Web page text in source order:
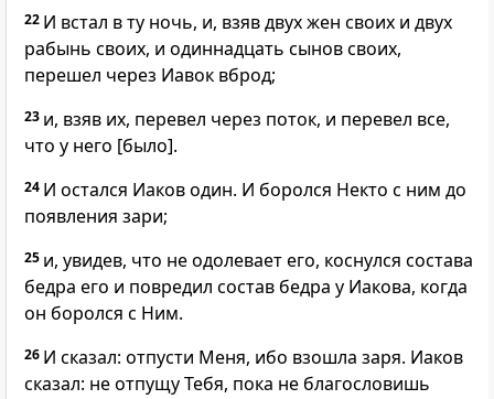
22 И встал в ту ночь, и, взяв двух жен своих и двух
рабынь своих, и одиннадцать сынов своих,
перешел через Иавок вброд;
23 и, взяв их, перевел через поток, и перевел все,
что у него [было].
24 И остался Иаков один. И боролся Некто с ним до
появления зари;
25 и, увидев, что не одолевает его, коснулся состава
бедра его и повредил состав бедра у Иакова, когда
он боролся с Ним.
26 И сказал: отпусти Меня, ибо взошла заря. Иаков
сказал: не отпущу Тебя, пока не благословишь